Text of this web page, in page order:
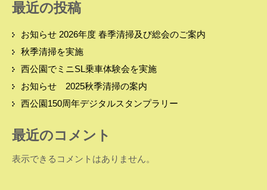
最近の投稿
お知らせ 2026年度 春季清掃及び総会のご案内
秋季清掃を実施
西公園でミニSL乗車体験会を実施
お知らせ 2025秋季清掃の案内
西公園150周年デジタルスタンプラリー
最近のコメント
表示できるコメントはありません。